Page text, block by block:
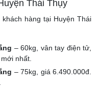
Thái Thụy
hàng tại Huyện Thái
– 60kg, vân tay điện tử,
nhất.
– 75kg, giá 6.490.000đ.